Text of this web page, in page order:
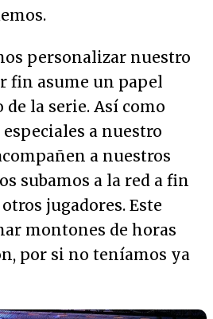
personalizar nuestro
fin asume un papel
de la serie. Así como
a nuestro
a nuestros
subamos a la red a fin
jugadores. Este
montones de horas
por si no teníamos ya